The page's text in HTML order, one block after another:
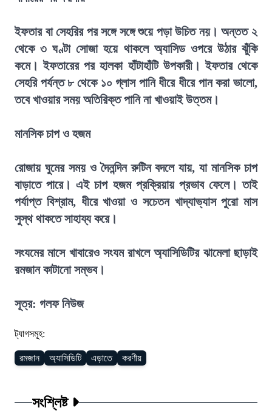
ইফতার বা সেহরির পর সঙ্গে সঙ্গে শুয়ে পড়া উচিত নয়। অন্তত ২
থেকে ৩ ঘণ্টা সোজা হয়ে থাকলে অ্যাসিড ওপরে উঠার ঝুঁকি
কমে। ইফতারের পর হালকা হাঁটাহাঁটি উপকারী। ইফতার থেকে
সেহরি পর্যন্ত ৮ থেকে ১০ গ্লাস পানি ধীরে ধীরে পান করা ভালো,
তবে খাওয়ার সময় অতিরিক্ত পানি না খাওয়াই উত্তম।
মানসিক চাপ ও হজম
রোজায় ঘুমের সময় ও দৈনন্দিন রুটিন বদলে যায়, যা মানসিক চাপ
বাড়াতে পারে। এই চাপ হজম প্রক্রিয়ায় প্রভাব ফেলে। তাই
পর্যাপ্ত বিশ্রাম, ধীরে খাওয়া ও সচেতন খাদ্যাভ্যাস পুরো মাস
সুস্থ থাকতে সাহায্য করে।
সংযমের মাসে খাবারেও সংযম রাখলে অ্যাসিডিটির ঝামেলা ছাড়াই
রমজান কাটানো সম্ভব।
সূত্র: গলফ নিউজ
ট্যাগসমূহ:
রমজান অ্যাসিডিটি এড়াতে করণীয়
সংশ্লিষ্ট